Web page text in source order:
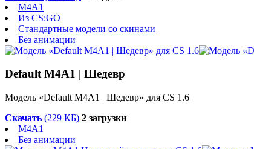
M4A1
Из CS:GO
Стандартные модели со скинами
Без анимации
Default M4A1 | Шедевр
Модель «Default M4A1 | Шедевр» для CS 1.6
Скачать (229 КБ) 2 загрузки
M4A1
Без анимации